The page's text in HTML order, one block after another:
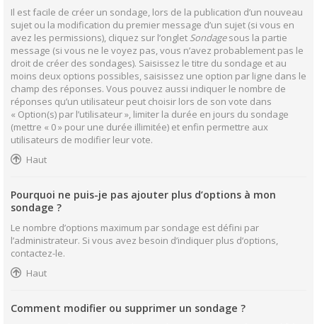
Il est facile de créer un sondage, lors de la publication d’un nouveau
sujet ou la modification du premier message d’un sujet (si vous en
avez les permissions), cliquez sur l’onglet Sondagesous la partie
message (si vous ne le voyez pas, vous n’avez probablement pas le
droit de créer des sondages). Saisissez le titre du sondage et au
moins deux options possibles, saisissez une option par ligne dans le
champ des réponses. Vous pouvez aussi indiquer le nombre de
réponses qu’un utilisateur peut choisir lors de son vote dans
« Option(s) par l’utilisateur », limiter la durée en jours du sondage
(mettre « 0 » pour une durée illimitée) et enfin permettre aux
utilisateurs de modifier leur vote.
Haut
Pourquoi ne puis-je pas ajouter plus d’options à mon
sondage ?
Le nombre d’options maximum par sondage est défini par
l’administrateur. Si vous avez besoin d’indiquer plus d’options,
contactez-le.
Haut
Comment modifier ou supprimer un sondage ?